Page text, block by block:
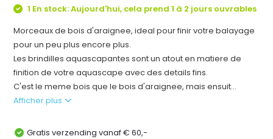
1 En stock: Aujourd'hui, cela prend 1 à 2 jours ouvrables
Morceaux de bois d'araignee, ideal pour finir votre balayage
pour un peu plus encore plus.
Les brindilles aquascapantes sont un atout en matiere de
finition de votre aquascape avec des details fins.
C'est le meme bois que le bois d'araignee, mais ensuit...
Afficher plus
Gratis verzending vanaf € 60,-